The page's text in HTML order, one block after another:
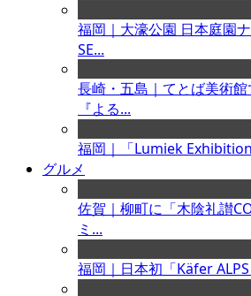
福岡｜大濠公園 日本庭園
SE...
長崎・五島｜てとば美術
『よる...
福岡｜「Lumiek
グルメ
佐賀｜柳町に「木陰礼讃
ミ...
福岡｜日本初「Käfer ALPS